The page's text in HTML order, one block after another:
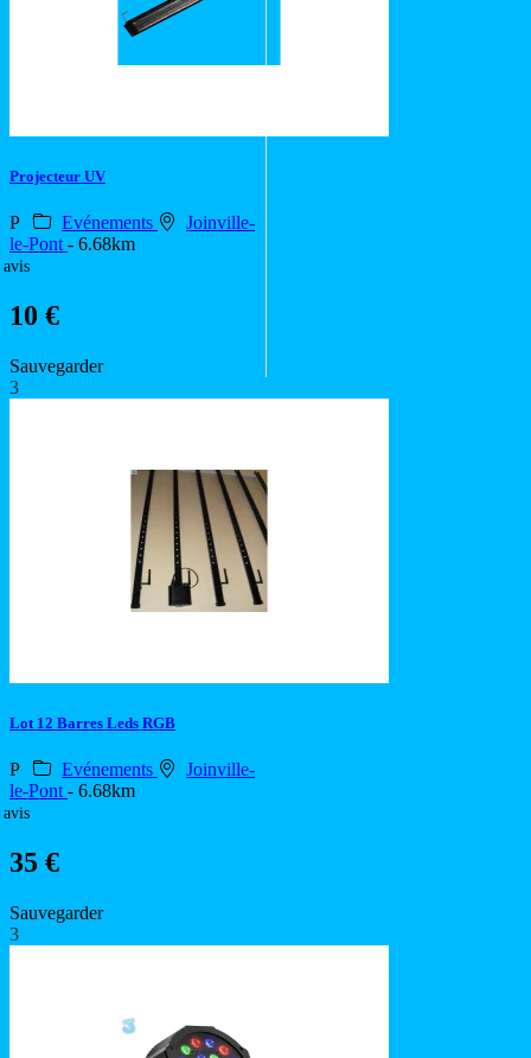
Projecteur UV
P Evénements
Joinville-
le-Pont - 6.68km
avis
10 €
Sauvegarder
3
Lot 12 Barres Leds RGB
P Evénements
Joinville-
le-Pont - 6.68km
avis
35 €
Sauvegarder
3